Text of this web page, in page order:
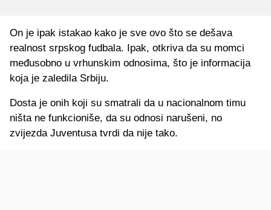
On je ipak istakao kako je sve ovo što se dešava
realnost srpskog fudbala. Ipak, otkriva da su momci
međusobno u vrhunskim odnosima, što je informacija
koja je zaledila Srbiju.
Dosta je onih koji su smatrali da u nacionalnom timu
ništa ne funkcioniše, da su odnosi narušeni, no
zvijezda Juventusa tvrdi da nije tako.